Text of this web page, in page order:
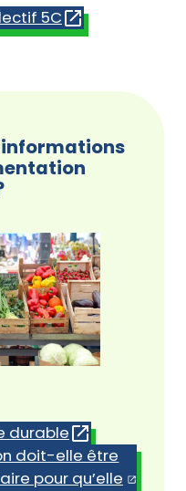
5C
informations
durable
doit-elle être
pour qu’elle